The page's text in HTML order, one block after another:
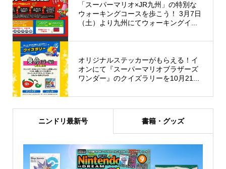
「スーパーマリオ×JR九州」の特別な
ウォーキングコースを歩こう！ 3月7日
（土）より九州にてウォーキングイ...
オリジナルステッカーがもらえる！イ
オンにて『スーパーマリオブラザーズ
ワンダー』のクイズラリーを10月21...
ニンドリ最新号 書籍・グッズ